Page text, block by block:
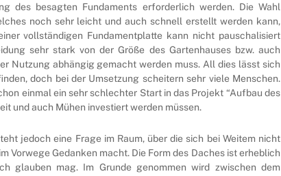
des besagten Fundaments erforderlich werden. Die Wahl
noch sehr leicht und auch schnell erstellt werden kann,
vollständigen Fundamentplatte kann nicht pauschalisiert
sehr stark von der Größe des Gartenhauses bzw. auch
Nutzung abhängig gemacht werden muss. All dies lässt sich
doch bei der Umsetzung scheitern sehr viele Menschen.
einmal ein sehr schlechter Start in das Projekt “Aufbau des
und auch Mühen investiert werden müssen.
jedoch eine Frage im Raum, über die sich bei Weitem nicht
Vorwege Gedanken macht. Die Form des Daches ist erheblich
glauben mag. Im Grunde genommen wird zwischen dem